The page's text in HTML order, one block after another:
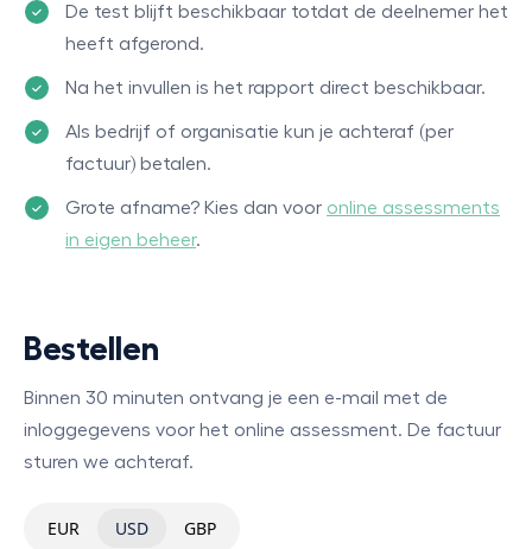
De test blijft beschikbaar totdat de deelnemer het
heeft afgerond.
Na het invullen is het rapport direct beschikbaar.
Als bedrijf of organisatie kun je achteraf (per
factuur) betalen.
Grote afname? Kies dan voor online assessments
in eigen beheer.
Bestellen
Binnen 30 minuten ontvang je een e-mail met de
inloggegevens voor het online assessment. De factuur
sturen we achteraf.
EUR USD GBP